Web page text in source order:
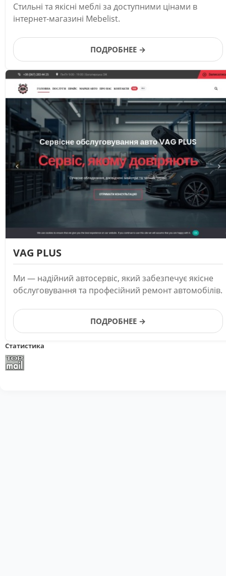
Стильні та якісні меблі за доступними цінами в
інтернет-магазині Mebelist.
ПОДРОБНЕЕ →
VAG PLUS
Ми — надійний автосервіс, який забезпечує якісне
обслуговування та професійний ремонт автомобілів.
ПОДРОБНЕЕ →
Статистика